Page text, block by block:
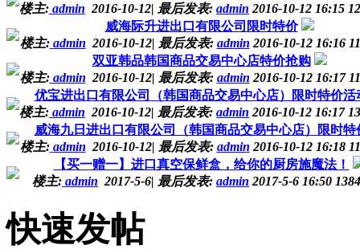
楼主: admin 2016-10-12| 最后发表: admin 2016-10-12 16:15
威海际升进出口有限公司限时特价
楼主: admin 2016-10-12| 最后发表: admin 2016-10-12 16:16
双亚韩品韩国商品交易中心店特价抢购
楼主: admin 2016-10-12| 最后发表: admin 2016-10-12 16:17
优宝进出口有限公司（韩国商品交易中心店）限时特价活
楼主: admin 2016-10-12| 最后发表: admin 2016-10-12 16:17
威海九日进出口有限公司（韩国商品交易中心店）限时特
楼主: admin 2016-10-12| 最后发表: admin 2016-10-12 16:18
【买一赠一】进口真空保鲜盒，给你的厨房施魔法！
楼主: admin 2017-5-6| 最后发表: admin 2017-5-6 16:50
快速发帖